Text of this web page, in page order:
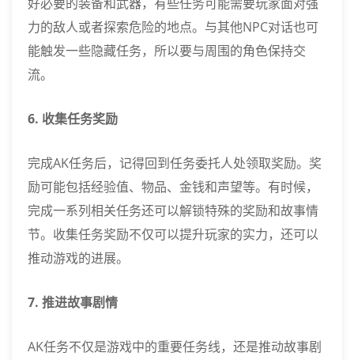
力的敌人或者探索危险的地点。与其他NPC对话也可
能触发一些隐藏任务，所以要与周围的角色保持交
流。
6. 收集任务奖励
完成AK任务后，记得回到任务委托人处领取奖励。奖
励可能包括经验值、物品、金钱和声望等。有时候，
完成一系列相关任务还可以解锁特殊的奖励和故事情
节。收集任务奖励不仅可以提升玩家的实力，还可以
推动游戏的进展。
7. 推进故事剧情
AK任务不仅是游戏中的重要任务线，还是推动故事剧